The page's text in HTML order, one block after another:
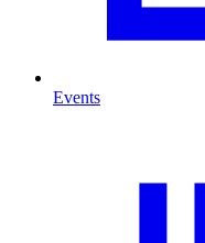
Events